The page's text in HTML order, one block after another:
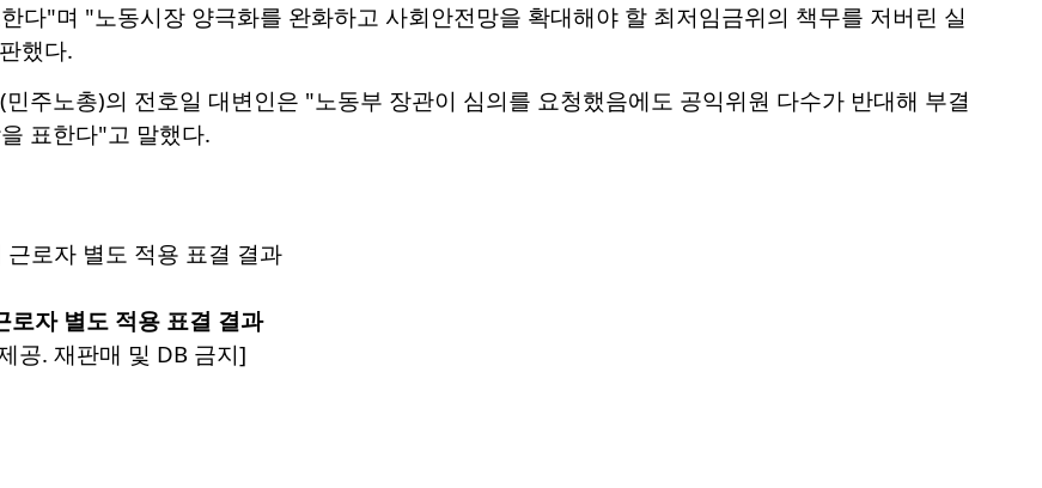
다"며 "노동시장 양극화를 완화하고 사회안전망을 확대해야 할 최저임금위의 책무를 저버린 실
했다.
주노총)의 전호일 대변인은 "노동부 장관이 심의를 요청했음에도 공익위원 다수가 반대해 부결
표한다"고 말했다.
로자 별도 적용 표결 결과
공. 재판매 및 DB 금지]